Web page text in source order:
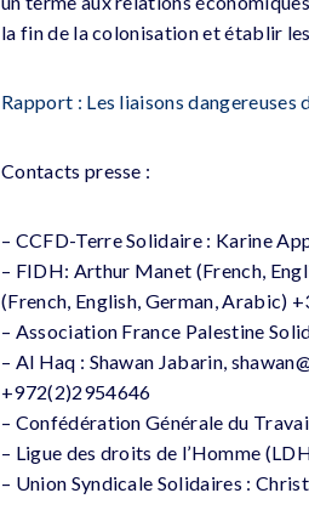
la fin de la colonisation et établir
Rapport : Les liaisons
Contacts presse :
– CCFD-Terre Solidaire : Karine
– FIDH: Arthur Manet (French,
(French, English, German, Arabic)
– Association France Palestine
– Al Haq : Shawan Jabarin,
+972(2)2954646
– Confédération Générale du
– Ligue des droits de l’Homme
– Union Syndicale Solidaires :